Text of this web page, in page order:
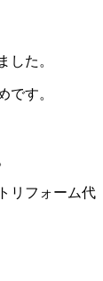
した。
です。
ム代